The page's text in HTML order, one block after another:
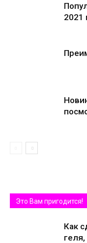
2021
Это Вам пригодится!
Как